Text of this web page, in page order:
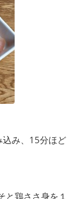
込み、15分ほど
と鶏ささ身を１